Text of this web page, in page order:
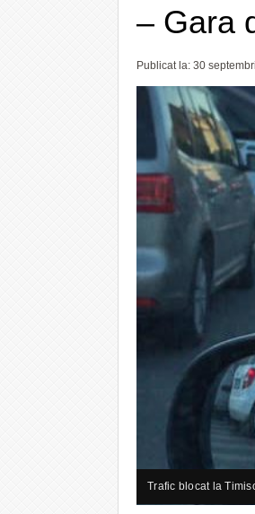
– Gara
Publicat la: 30
Trafic blocat la